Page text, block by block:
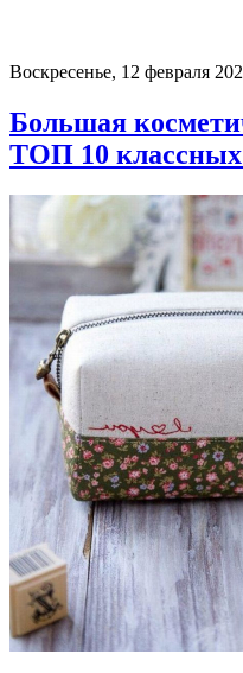
Воскресенье, 12 февраля
Большая
ТОП 10